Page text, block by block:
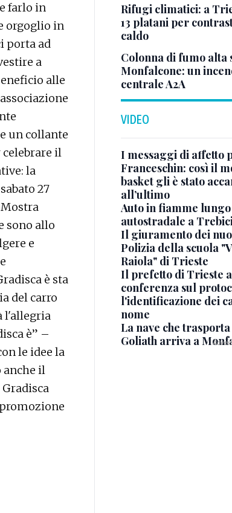
farlo in
orgoglio in
porta ad
a
alle
un collante
il
la
27
sono allo
e
è sta
del carro
l'allegria
è” –
le idee la
anche il
Rifugi climatici: a
13 platani per
caldo
Colonna di fumo alta
Monfalcone: un
centrale A2A
VIDEO
I messaggi di affetto
Franceschin: così il
basket gli è stato
all’ultimo
Auto in fiamme
autostradale a
Il giuramento dei
Polizia della scuola
Raiola" di Trieste
Il prefetto di Trieste
conferenza sul
l'identificazione dei
nome
La nave che
Goliath arriva a